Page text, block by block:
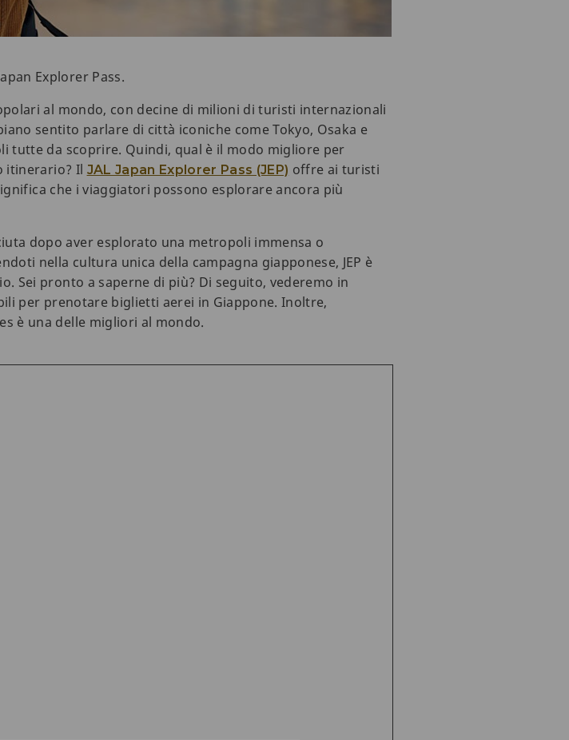
Explorer Pass.
al mondo, con decine di milioni di turisti internazionali
sentito parlare di città iconiche come Tokyo, Osaka e
tutte da scoprire. Quindi, qual è il modo migliore per
itinerario? Il JAL Japan Explorer Pass (JEP) offre ai turisti
che i viaggiatori possono esplorare ancora più
dopo aver esplorato una metropoli immensa o
nella cultura unica della campagna giapponese, JEP è
Sei pronto a saperne di più? Di seguito, vederemo in
per prenotare biglietti aerei in Giappone. Inoltre,
è una delle migliori al mondo.